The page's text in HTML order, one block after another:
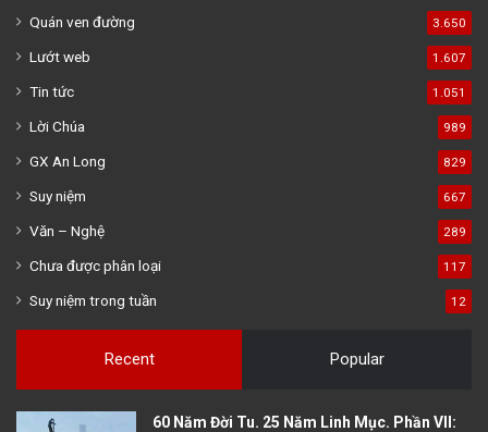
Quán ven đường 3.650
Lướt web 1.607
Tin tức 1.051
Lời Chúa 989
GX An Long 829
Suy niệm 667
Văn – Nghệ 289
Chưa được phân loại 117
Suy niệm trong tuần 12
Recent Popular
60 Năm Đời Tu. 25 Năm Linh Mục. Phần VII: